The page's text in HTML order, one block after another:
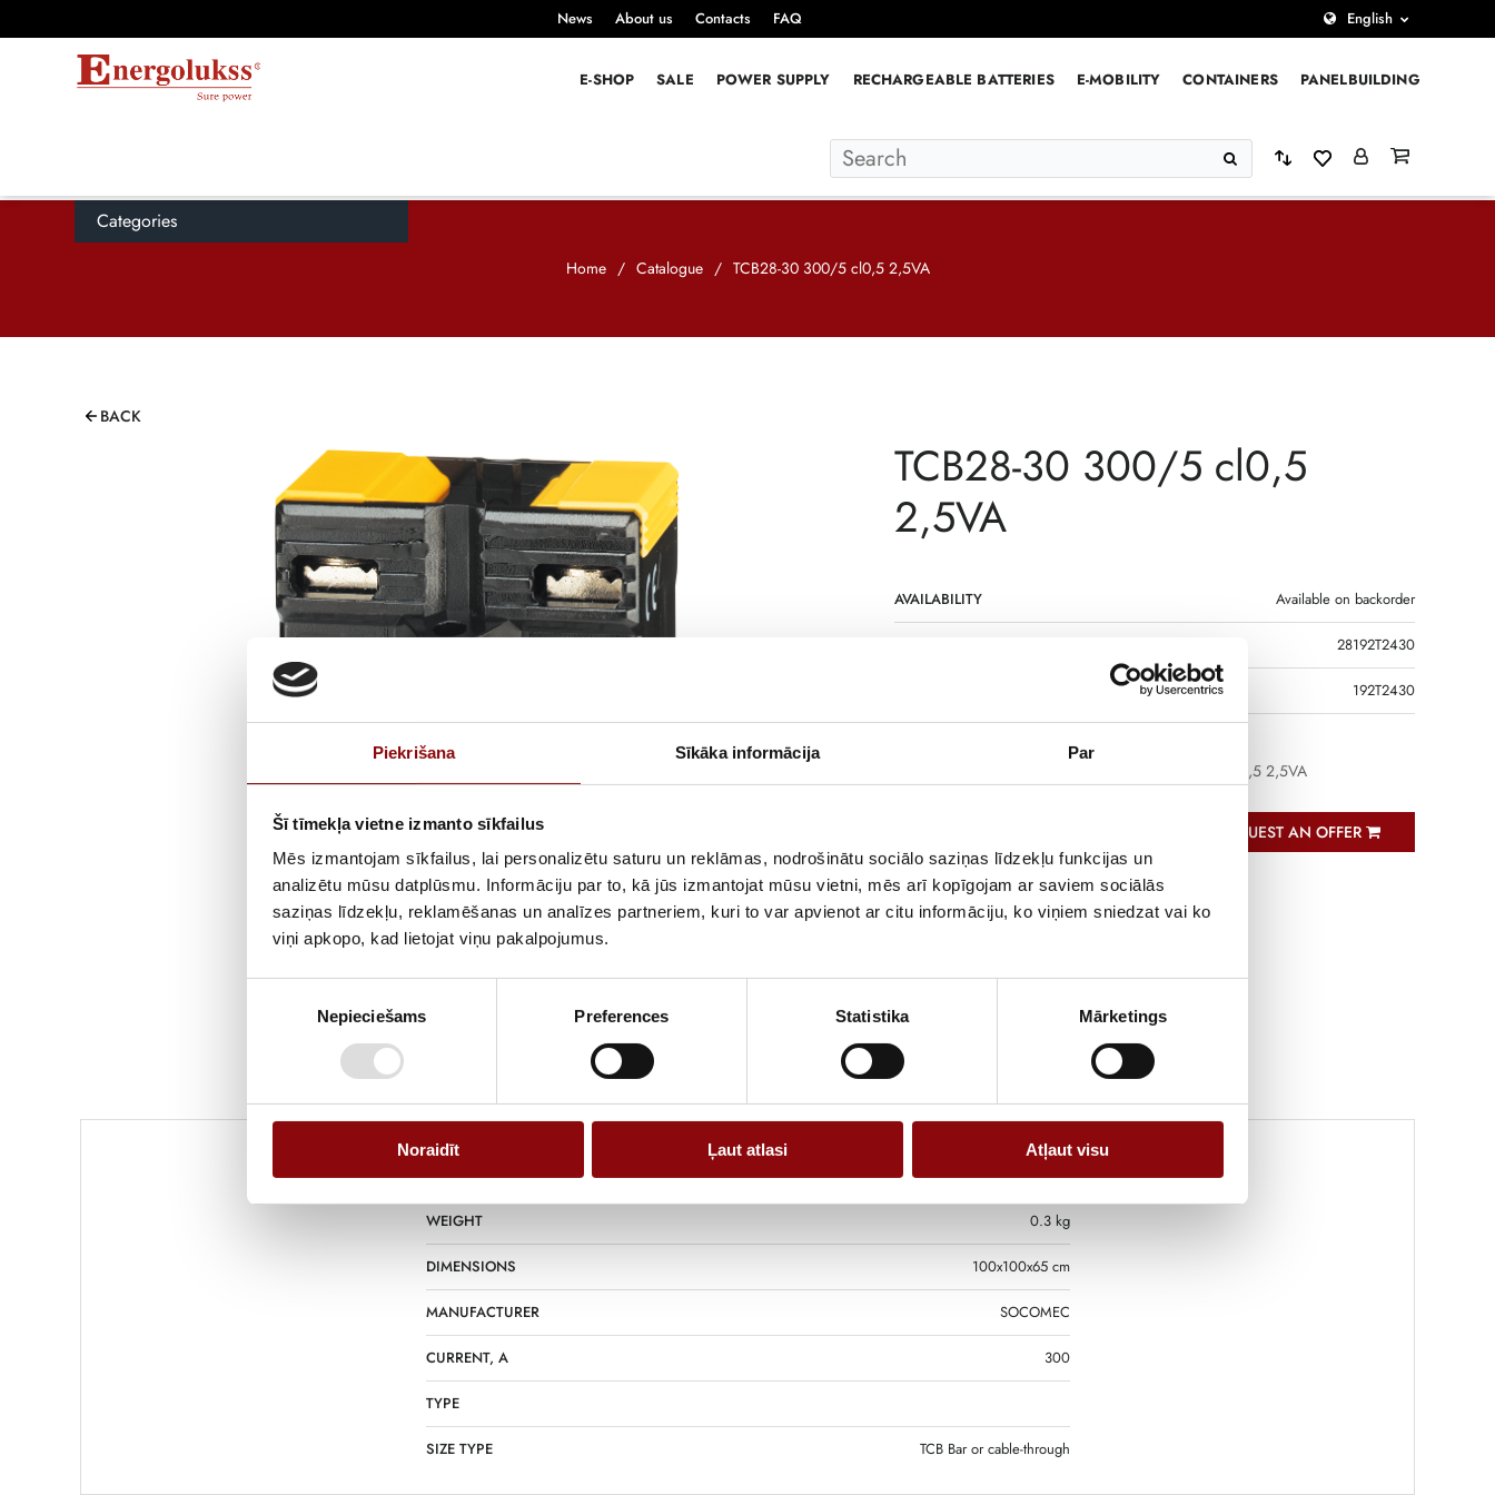
Piekrišana Sīkāka informācija Par
Šī tīmekļa vietne izmanto sīkfailus
Mēs izmantojam sīkfailus, lai personalizētu saturu un reklāmas, nodrošinātu sociālo saziņas līdzekļu funkcijas un
analizētu mūsu datplūsmu. Informāciju par to, kā jūs izmantojat mūsu vietni, mēs arī kopīgojam ar saviem sociālās
saziņas līdzekļu, reklamēšanas un analīzes partneriem, kuri to var apvienot ar citu informāciju, ko viņiem sniedzat vai ko
viņi apkopo, kad lietojat viņu pakalpojumus.
Nepieciešams Preferences Statistika Mārketings
Noraidīt Ļaut atlasi Atļaut visu
News About us Contacts FAQ English
E-SHOP SALE POWER SUPPLY RECHARGEABLE BATTERIES E-MOBILITY CONTAINERS PANELBUILDING
Categories
Home / Catalogue / TCB28-30 300/5 cl0,5 2,5VA
BACK
TCB28-30 300/5 cl0,5
2,5VA
AVAILABILITY Available on backorder
28192T2430
192T2430
Bar or cable-through CT TCB 28-30 300A/5A Class 0,5 2,5VA
REQUEST AN OFFER
Information
WEIGHT 0.3 kg
DIMENSIONS 100x100x65 cm
MANUFACTURER SOCOMEC
CURRENT, A 300
TYPE
SIZE TYPE TCB Bar or cable-through